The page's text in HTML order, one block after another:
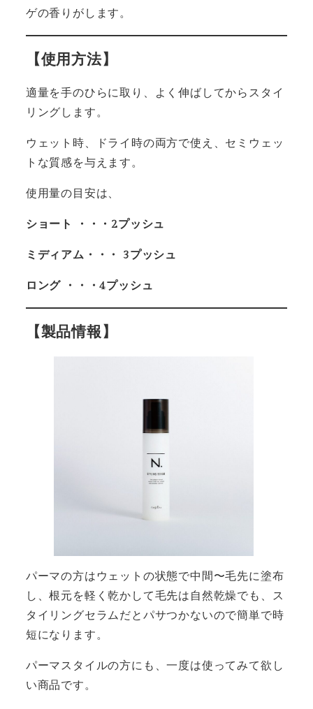
ゲの香りがします。
【使用方法】
適量を手のひらに取り、よく伸ばしてからスタイ
リングします。
ウェット時、ドライ時の両方で使え、セミウェッ
トな質感を与えます。
使用量の目安は、
ショート ・・・2プッシュ
ミディアム・・・ 3プッシュ
ロング ・・・4プッシュ
【製品情報】
パーマの方はウェットの状態で中間〜毛先に塗布
し、根元を軽く乾かして毛先は自然乾燥でも、ス
タイリングセラムだとパサつかないので簡単で時
短になります。
パーマスタイルの方にも、一度は使ってみて欲し
い商品です。